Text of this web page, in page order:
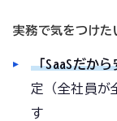
実務で気をつけた
「SaaSだか
定（全社員が
す